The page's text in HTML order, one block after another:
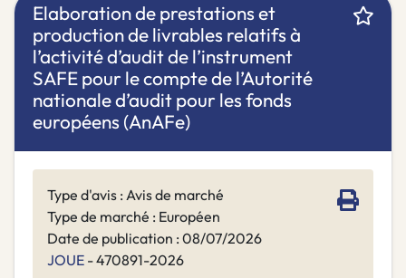
Elaboration de prestations et
production de livrables relatifs à
l’activité d’audit de l’instrument
SAFE pour le compte de l’Autorité
nationale d’audit pour les fonds
européens (AnAFe)
Type d'avis : Avis de marché
Type de marché : Européen
Date de publication : 08/07/2026
JOUE - 470891-2026